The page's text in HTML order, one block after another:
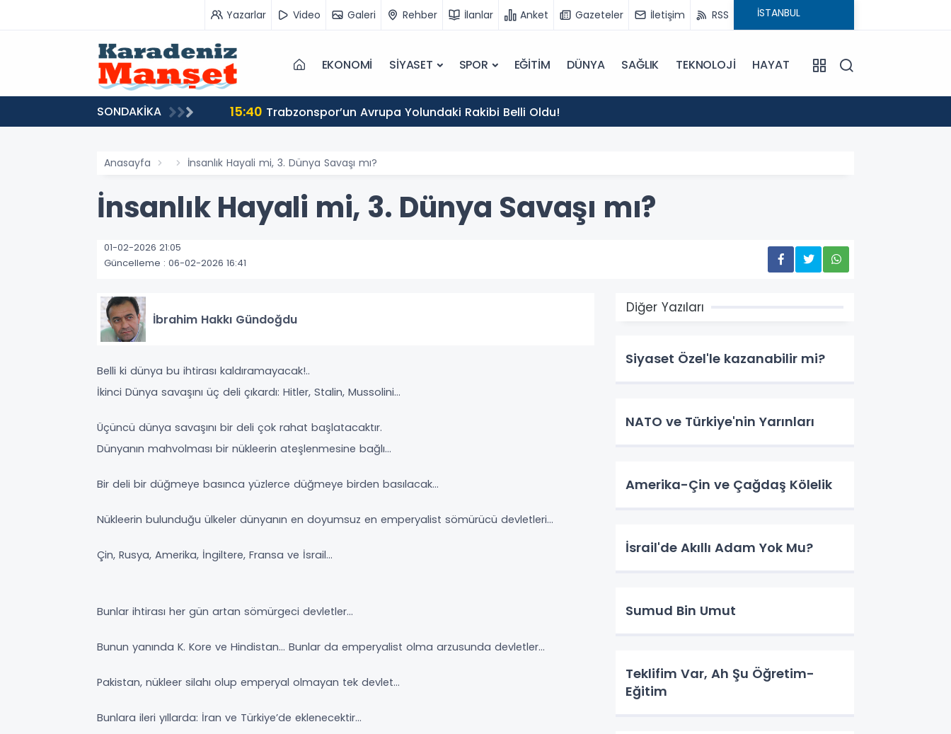
Yazarlar Video Galeri Rehber İlanlar Anket Gazeteler İletişim RSS
EKONOMİ SİYASET SPOR EĞİTİM DÜNYA SAĞLIK TEKNOLOJİ HAYAT
SONDAKİKA 15:40 Trabzonspor’un Avrupa Yolundaki Rakibi Belli Oldu!
Anasayfa İnsanlık Hayali mi, 3. Dünya Savaşı mı?
İnsanlık Hayali mi, 3. Dünya Savaşı mı?
01-02-2026 21:05
Güncelleme : 06-02-2026 16:41
İbrahim Hakkı Gündoğdu
Belli ki dünya bu ihtirası kaldıramayacak!..
İkinci Dünya savaşını üç deli çıkardı: Hitler, Stalin, Mussolini…
Üçüncü dünya savaşını bir deli çok rahat başlatacaktır.
Dünyanın mahvolması bir nükleerin ateşlenmesine bağlı…
Bir deli bir düğmeye basınca yüzlerce düğmeye birden basılacak…
Nükleerin bulunduğu ülkeler dünyanın en doyumsuz en emperyalist sömürücü devletleri…
Çin, Rusya, Amerika, İngiltere, Fransa ve İsrail…
Bunlar ihtirası her gün artan sömürgeci devletler…
Bunun yanında K. Kore ve Hindistan… Bunlar da emperyalist olma arzusunda devletler…
Pakistan, nükleer silahı olup emperyal olmayan tek devlet…
Bunlara ileri yıllarda: İran ve Türkiye’de eklenecektir…
Diğer Yazıları
Siyaset Özel'le kazanabilir mi?
NATO ve Türkiye'nin Yarınları
Amerika-Çin ve Çağdaş Kölelik
İsrail'de Akıllı Adam Yok Mu?
Sumud Bin Umut
Teklifim Var, Ah Şu Öğretim-
Eğitim